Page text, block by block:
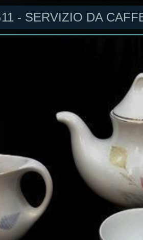
- SERVIZIO DA